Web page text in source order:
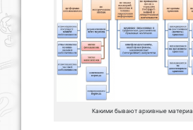
Какими бывают архивные